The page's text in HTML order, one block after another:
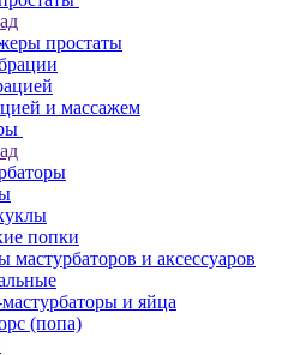
простаты
и массажем
попки
мастурбаторов и аксессуаров
и яйца
(попа)